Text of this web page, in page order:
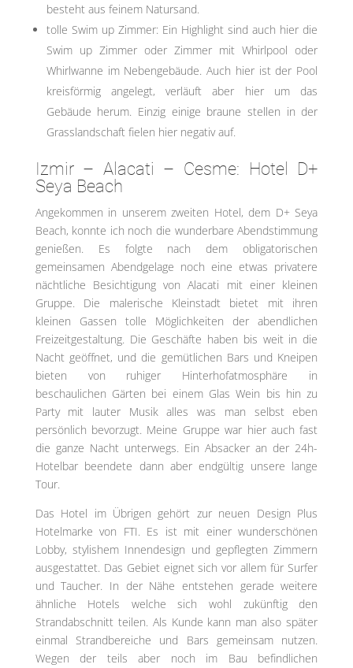
besteht aus feinem Natursand.
tolle Swim up Zimmer: Ein Highlight sind auch hier die
Swim up Zimmer oder Zimmer mit Whirlpool oder
Whirlwanne im Nebengebäude. Auch hier ist der Pool
kreisförmig angelegt, verläuft aber hier um das
Gebäude herum. Einzig einige braune stellen in der
Grasslandschaft fielen hier negativ auf.
Izmir – Alacati – Cesme: Hotel D+
Seya Beach
Angekommen in unserem zweiten Hotel, dem D+ Seya
Beach, konnte ich noch die wunderbare Abendstimmung
genießen. Es folgte nach dem obligatorischen
gemeinsamen Abendgelage noch eine etwas privatere
nächtliche Besichtigung von Alacati mit einer kleinen
Gruppe. Die malerische Kleinstadt bietet mit ihren
kleinen Gassen tolle Möglichkeiten der abendlichen
Freizeitgestaltung. Die Geschäfte haben bis weit in die
Nacht geöffnet, und die gemütlichen Bars und Kneipen
bieten von ruhiger Hinterhofatmosphäre in
beschaulichen Gärten bei einem Glas Wein bis hin zu
Party mit lauter Musik alles was man selbst eben
persönlich bevorzugt. Meine Gruppe war hier auch fast
die ganze Nacht unterwegs. Ein Absacker an der 24h-
Hotelbar beendete dann aber endgültig unsere lange
Tour.
Das Hotel im Übrigen gehört zur neuen Design Plus
Hotelmarke von FTI. Es ist mit einer wunderschönen
Lobby, stylishem Innendesign und gepflegten Zimmern
ausgestattet. Das Gebiet eignet sich vor allem für Surfer
und Taucher. In der Nähe entstehen gerade weitere
ähnliche Hotels welche sich wohl zukünftig den
Strandabschnitt teilen. Als Kunde kann man also später
einmal Strandbereiche und Bars gemeinsam nutzen.
Wegen der teils aber noch im Bau befindlichen